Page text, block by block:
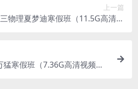
上一篇
物理夏梦迪寒假班（11.5G高清视
寒假班（7.36G高清视频）